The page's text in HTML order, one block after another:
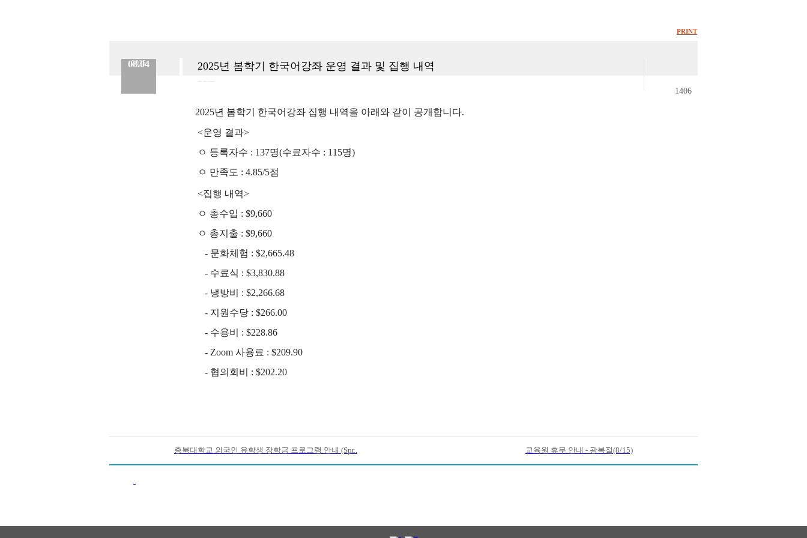
PRINT
2025
08.04 2025년 봄학기 한국어강좌 운영 결과 및 집행 내역
1406
2025년 봄학기 한국어강좌 집행 내역을 아래와 같이 공개합니다.
<운영 결과>
ㅇ 등록자수 : 137명(수료자수 : 115명)
ㅇ 만족도 : 4.85/5점
<집행 내역>
ㅇ 총수입 : $9,660
ㅇ 총지출 : $9,660
- 문화체험 : $2,665.48
- 수료식 : $3,830.88
- 냉방비 : $2,266.68
- 지원수당 : $266.00
- 수용비 : $228.86
- Zoom 사용료 : $209.90
- 협의회비 : $202.20
충북대학교 외국인 유학생 장학금 프로그램 안내 (Spr.. 교육원 휴무 안내 - 광복절(8/15)